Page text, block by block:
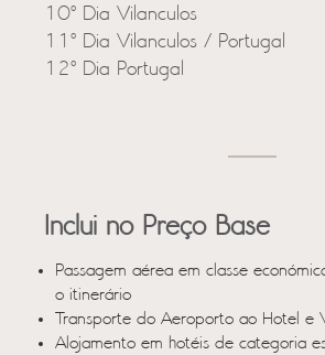
10º Dia Vilanculos
11º Dia Vilanculos / Portugal
12º Dia Portugal
Inclui no Preço Base
Passagem aérea em classe
o itinerário
Transporte do Aeroporto ao Hotel e
Alojamento em hotéis de categoria